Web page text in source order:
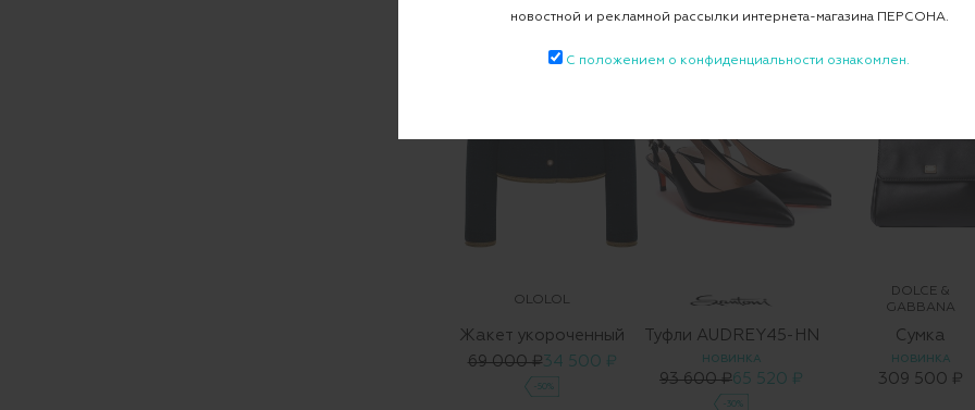
OLOLOL
Жакет укороченный
69 000 ₽34 500 ₽
-50%
Туфли AUDREY45-HN
НОВИНКА
93 600 ₽65 520 ₽
-30%
DOLCE &
GABBANA
Сумка
НОВИНКА
309 500 ₽
новостной и рекламной рассылки интернета-магазина ПЕРСОНА.
С положением о конфиденциальности ознакомлен.